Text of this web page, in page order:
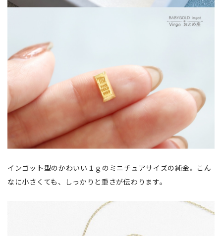
インゴット型のかわいい１ｇのミニチュアサイズの純金。こん
なに小さくても、しっかりと重さが伝わります。